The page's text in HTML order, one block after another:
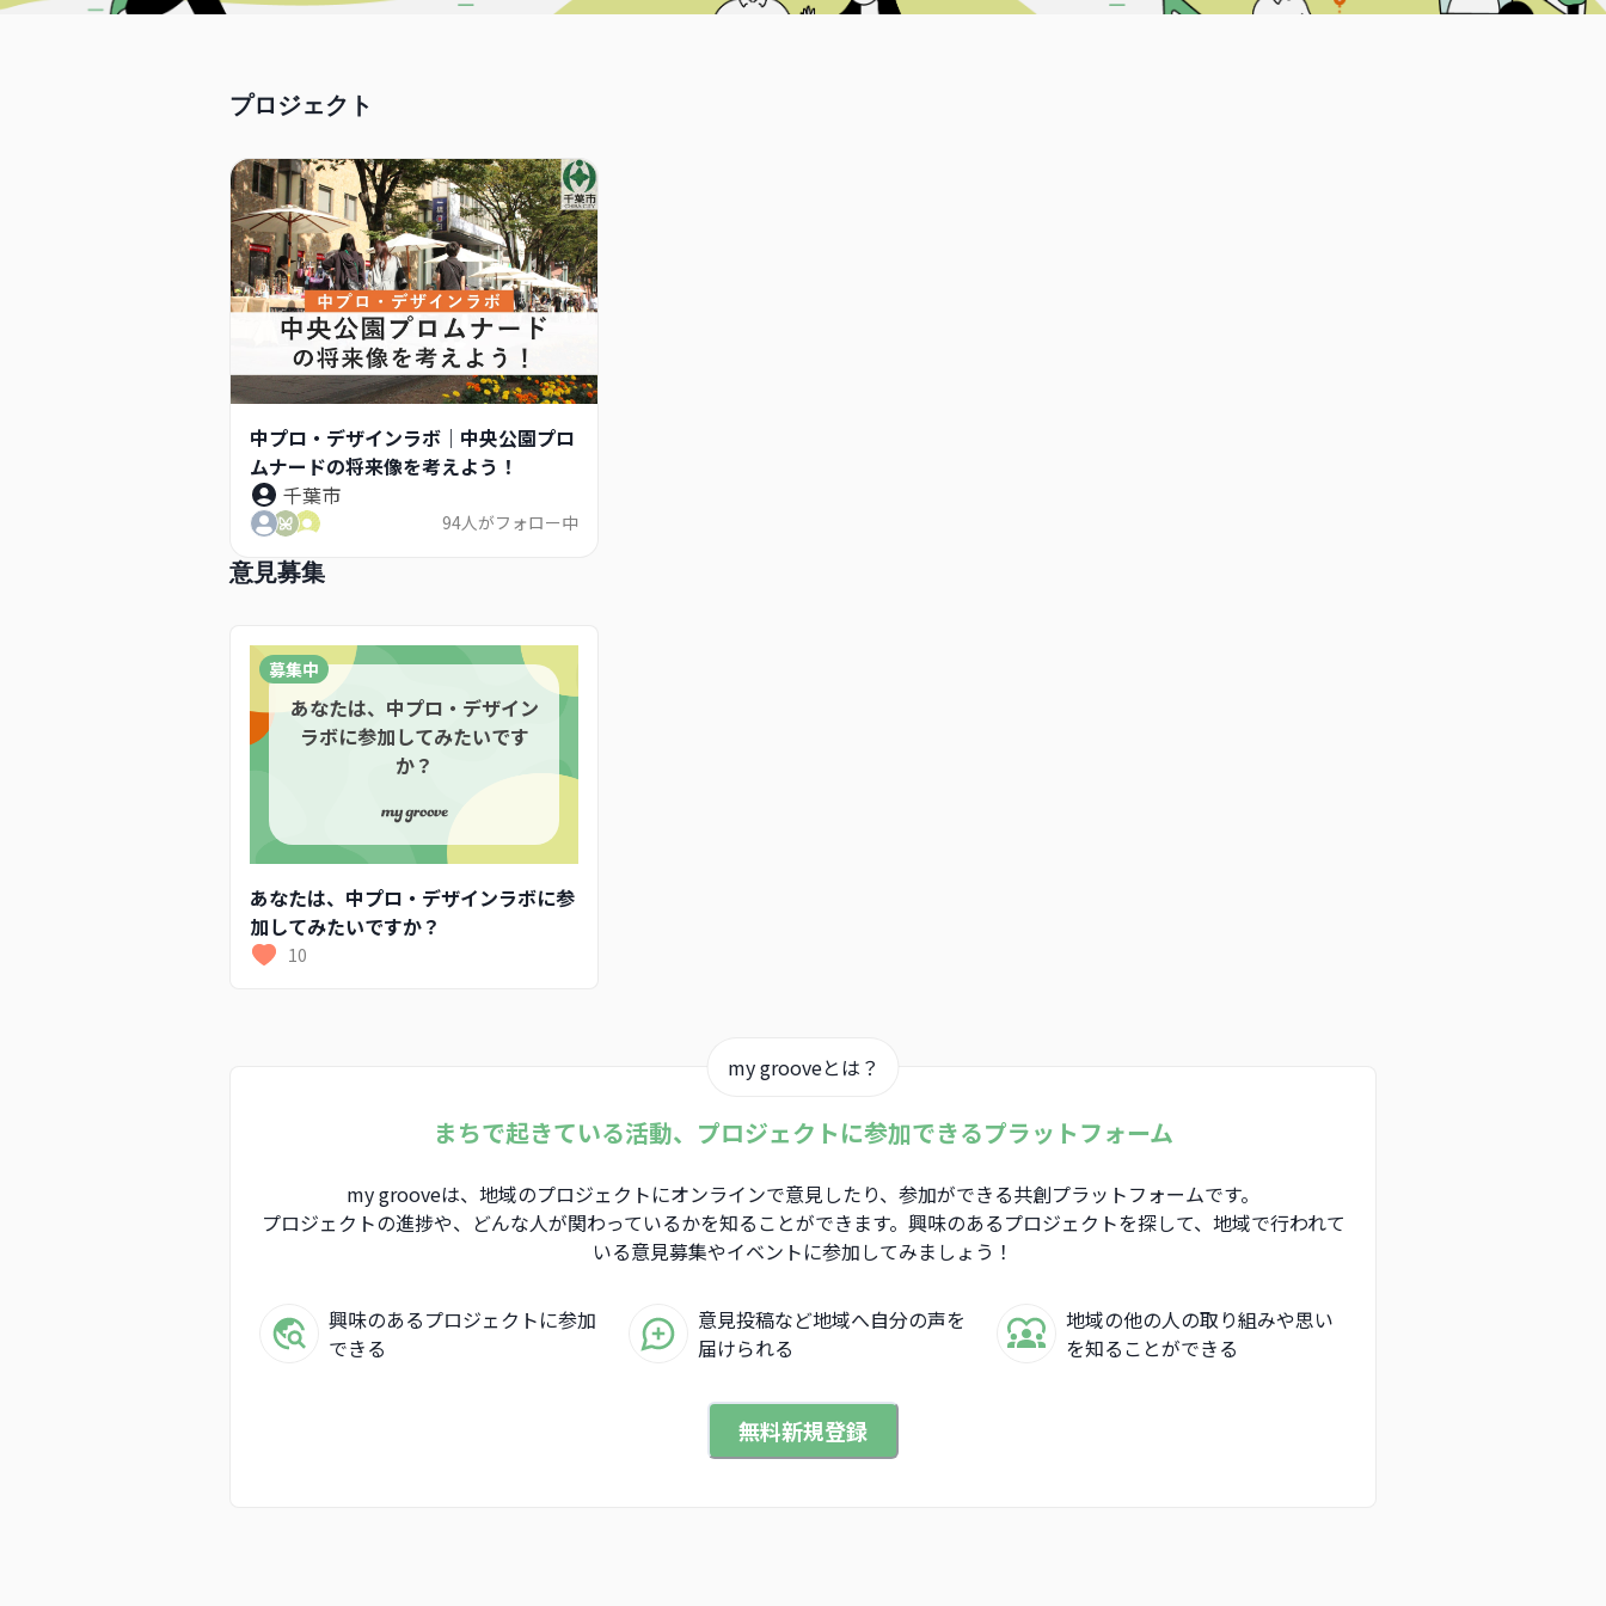
プロジェクト
中プロ・デザインラボ｜中央公園プロ
ムナードの将来像を考えよう！
千葉市
94人がフォロー中
意見募集
あなたは、中プロ・デザイン
ラボに参加してみたいです
か？
募集中
あなたは、中プロ・デザインラボに参
加してみたいですか？
10
my grooveとは？
まちで起きている活動、プロジェクトに参加できるプラットフォーム
my grooveは、地域のプロジェクトにオンラインで意見したり、参加ができる共創プラットフォームです。
プロジェクトの進捗や、どんな人が関わっているかを知ることができます。興味のあるプロジェクトを探して、地域で行われて
いる意見募集やイベントに参加してみましょう！
興味のあるプロジェクトに参加
できる
意見投稿など地域へ自分の声を
届けられる
地域の他の人の取り組みや思い
を知ることができる
無料新規登録